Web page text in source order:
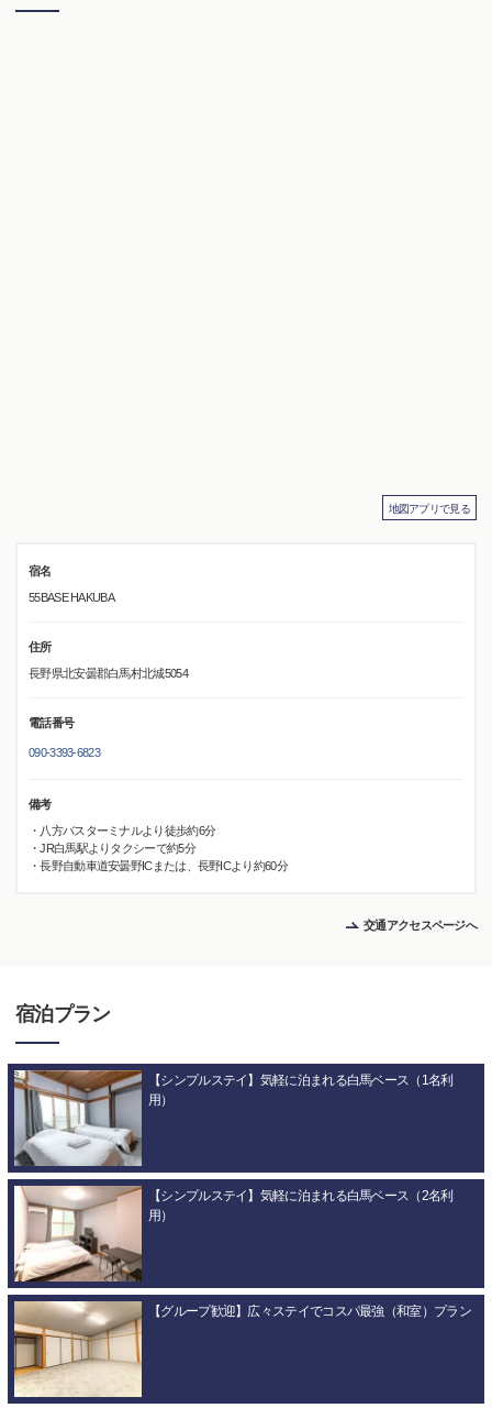
地図アプリで見る
宿名
55BASE HAKUBA
住所
長野県北安曇郡白馬村北城5054
電話番号
090-3393-6823
備考
・八方バスターミナルより徒歩約6分
・JR白馬駅よりタクシーで約5分
・長野自動車道安曇野ICまたは、長野ICより約60分
交通アクセスページへ
宿泊プラン
【シンプルステイ】気軽に泊まれる白馬ベース（1名利
用）
【シンプルステイ】気軽に泊まれる白馬ベース（2名利
用）
【グループ歓迎】広々ステイでコスパ最強（和室）プラン